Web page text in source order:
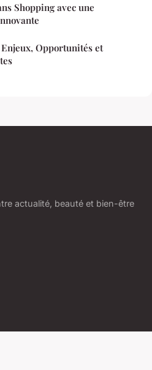
Shopping avec une
Opportunités et
actualité, beauté et bien-être